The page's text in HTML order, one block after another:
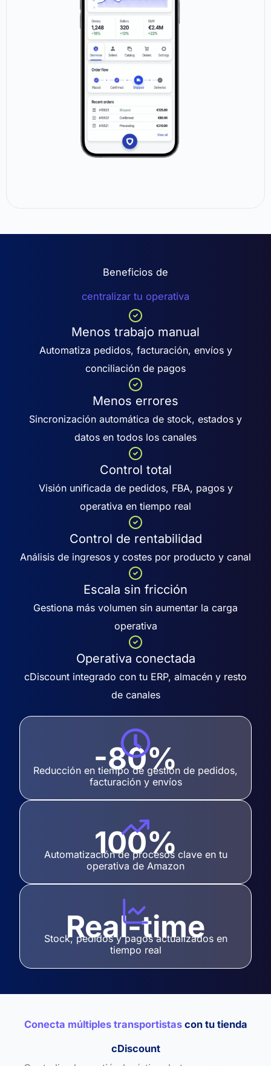
Beneficios de
centralizar tu operativa
Menos trabajo manual
Automatiza pedidos, facturación, envíos y
conciliación de pagos
Menos errores
Sincronización automática de stock, estados y
datos en todos los canales
Control total
Visión unificada de pedidos, FBA, pagos y
operativa en tiempo real
Control de rentabilidad
Análisis de ingresos y costes por producto y canal
Escala sin fricción
Gestiona más volumen sin aumentar la carga
operativa
Operativa conectada
cDiscount integrado con tu ERP, almacén y resto
de canales
-80%
Reducción en tiempo de gestión de pedidos,
facturación y envíos
100%
Automatización de procesos clave en tu
operativa de Amazon
Real-time
Stock, pedidos y pagos actualizados en
tiempo real
Conecta múltiples transportistas con tu tienda
cDiscount